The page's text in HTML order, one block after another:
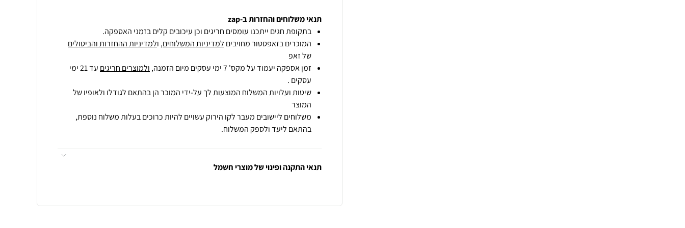
תנאי משלוחים והחזרות ב-zap
בתקופת חגים ייתכנו עומסים חריגים וכן עיכובים קלים בזמני האספקה.
המוכרים בזאפסטור מחויבים למדיניות המשלוחים, ולמדיניות ההחזרות והביטולים
של זאפ
זמן אספקה יעמוד על מקס' 7 ימי עסקים מיום הזמנה,
ולמוצרים חריגים
עד 21 ימי
עסקים .
שיטות ועלויות המשלוח המוצעות לך על-ידי המוכר הן בהתאם לגודלו ולאופיו של
המוצר
משלוחים ליישובים מעבר לקו הירוק עשויים להיות כרוכים בעלות משלוח נוספת,
בהתאם ליעד ולספק המשלוח.
תנאי התקנה ופינוי של מוצרי חשמל